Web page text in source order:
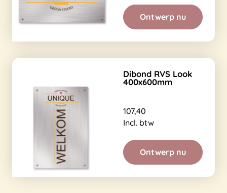
Ontwerp nu
Dibond RVS Look
400x600mm
107,40
Incl. btw
Ontwerp nu